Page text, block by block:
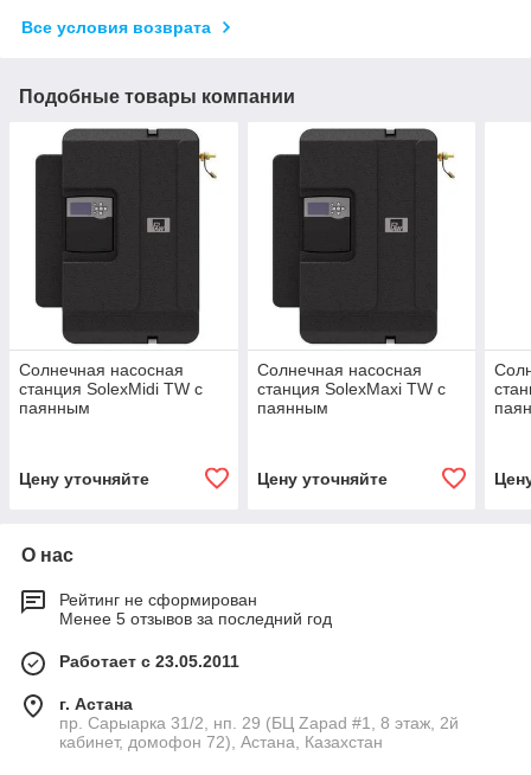
Все условия возврата
Подобные товары компании
Солнечная насосная
станция SolexMidi TW с
паянным
Цену уточняйте
Солнечная насосная
станция SolexMaxi TW с
паянным
Цену уточняйте
О нас
Рейтинг не сформирован
Менее 5 отзывов за последний год
Работает с 23.05.2011
г. Астана
пр. Сарыарка 31/2, нп. 29 (БЦ Zapad #1, 8 этаж, 2й
кабинет, домофон 72), Астана, Казахстан